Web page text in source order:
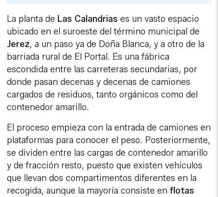
La planta de Las Calandrias es un vasto espacio
ubicado en el suroeste del término municipal de
Jerez, a un paso ya de Doña Blanca, y a otro de la
barriada rural de El Portal. Es una fábrica
escondida entre las carreteras secundarias, por
donde pasan decenas y decenas de camiones
cargados de residuos, tanto orgánicos como del
contenedor amarillo.
El proceso empieza con la entrada de camiones en
plataformas para conocer el peso. Posteriormente,
se dividen entre las cargas de contenedor amarillo
y de fracción resto, puesto que existen vehículos
que llevan dos compartimentos diferentes en la
recogida, aunque la mayoría consiste enflotas